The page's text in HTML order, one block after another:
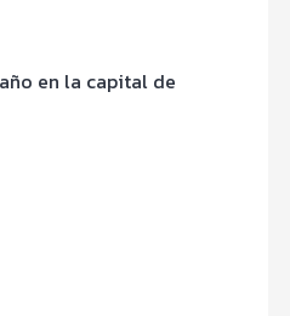
en la capital de